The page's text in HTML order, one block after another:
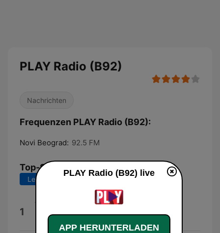
PLAY Radio (B92)
Nachrichten
Frequenzen PLAY Radio (B92):
Novi Beograd: 92.5 FM
Top-Songs
Letzte 7 Tage Letzte 30 Tage
1 iPhone / Android
Fiturt
PLAY Radio (B92) live
APP HERUNTERLADEN